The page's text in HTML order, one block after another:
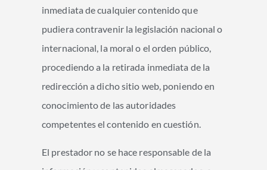
inmediata de cualquier contenido que
pudiera contravenir la legislación nacional o
internacional, la moral o el orden público,
procediendo a la retirada inmediata de la
redirección a dicho sitio web, poniendo en
conocimiento de las autoridades
competentes el contenido en cuestión.
El prestador no se hace responsable de la